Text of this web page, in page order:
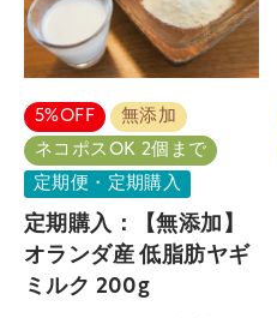
5%OFF
無添加
ネコポスOK 2個まで
定期便・定期購入
定期購入：【無添加】
オランダ産 低脂肪ヤギ
ミルク 200g